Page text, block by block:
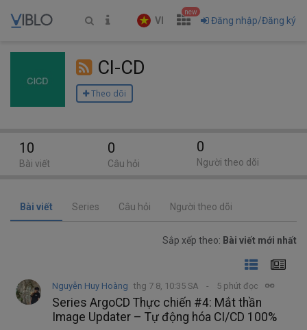
VI
new
Đăng nhập/Đăng ký
CI-CD
Theo dõi
Bài viết Series Câu hỏi Người theo dõi
Sắp xếp theo: Bài viết mới nhất
Nguyễn Huy Hoàng thg 7 8, 10:35 SA 5 phút đọc
Series ArgoCD Thực chiến #4: Mắt thần
Image Updater – Tự động hóa CI/CD 100%
10
Bài viết
0
Câu hỏi
0
Người theo dõi